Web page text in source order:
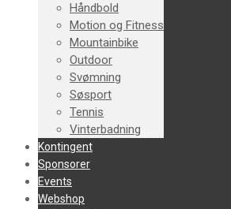
Håndbold
Motion og Fitness
Mountainbike
Outdoor
Svømning
Søsport
Tennis
Vinterbadning
Kontingent
Sponsorer
Events
Webshop